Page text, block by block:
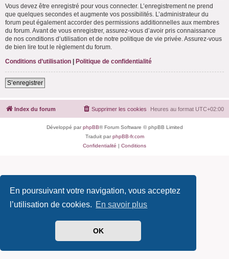
En poursuivant votre navigation, vous acceptez
l’utilisation de cookies. En savoir plus
OK
Vous devez être enregistré pour vous connecter. L’enregistrement ne prend
que quelques secondes et augmente vos possibilités. L’administrateur du
forum peut également accorder des permissions additionnelles aux membres
du forum. Avant de vous enregistrer, assurez-vous d’avoir pris connaissance
de nos conditions d’utilisation et de notre politique de vie privée. Assurez-vous
de bien lire tout le règlement du forum.
Conditions d’utilisation | Politique de confidentialité
S’enregistrer
Index du forum Heures au format UTC+02:00
Supprimer les cookies
Développé parphpBB® Forum Software © phpBB Limited
Traduit parphpBB-fr.com
Confidentialité | Conditions